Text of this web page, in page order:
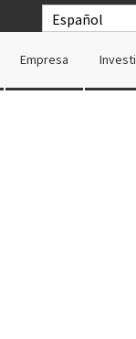
Español
Empresa